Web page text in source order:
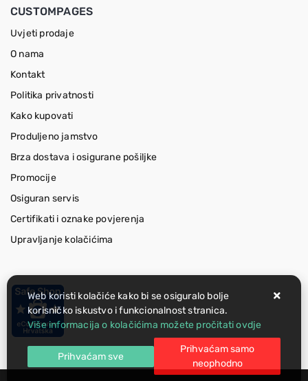
CUSTOMPAGES
Uvjeti prodaje
O nama
Kontakt
Politika privatnosti
Kako kupovati
Produljeno jamstvo
Brza dostava i osigurane pošiljke
Promocije
Osiguran servis
Certifikati i oznake povjerenja
Upravljanje kolačićima
Web koristi kolačiće kako bi se osiguralo bolje
korisničko iskustvo i funkcionalnost stranica.
Više informacija o kolačićima možete pročitati ovdje
Prihvaćam sve
Prihvaćam samo
neophodno